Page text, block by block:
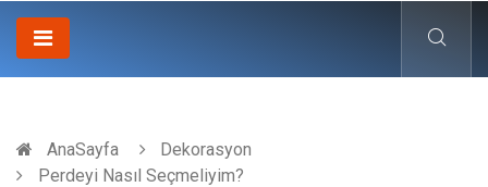
AnaSayfa
Dekorasyon
Perdeyi Nasıl Seçmeliyim?